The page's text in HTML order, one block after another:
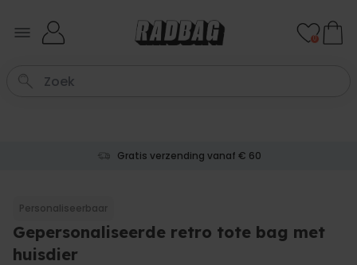
0
Gratis verzending vanaf € 60
Personaliseerbaar
Gepersonaliseerde retro tote bag met
huisdier